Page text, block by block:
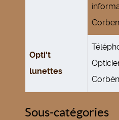
Opti't
lunettes
Sous-catégories